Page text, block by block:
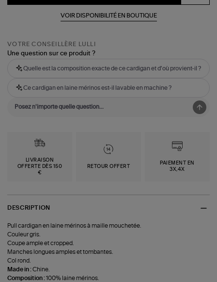
VOIR DISPONIBILITÉ EN BOUTIQUE
VOTRE CONSEILLÈRE LULLI
Une question sur ce produit ?
Quelle est la composition exacte de ce cardigan et d'où provient-il ?
Ce cardigan en laine mérinos est-il lavable en machine ?
LIVRAISON
OFFERTE DÈS 150
€
RETOUR OFFERT
PAIEMENT EN
3X,4X
DESCRIPTION
Pull cardigan en laine mérinos à maille mouchetée.
Couleur gris.
Coupe ample et cropped.
Manches longues amples et tombantes.
Col rond.
Made in :Chine.
Composition :100% laine mérinos.